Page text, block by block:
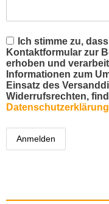
Ich stimme zu,
Kontaktformular zur
erhoben und
Informationen zum
Einsatz des
Widerrufsrechten,